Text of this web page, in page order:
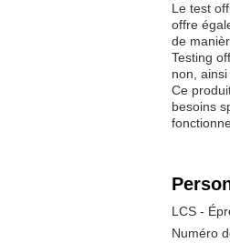
Le test
offre
de
Testing
non,
Ce
besoins
LCS -
Numéro